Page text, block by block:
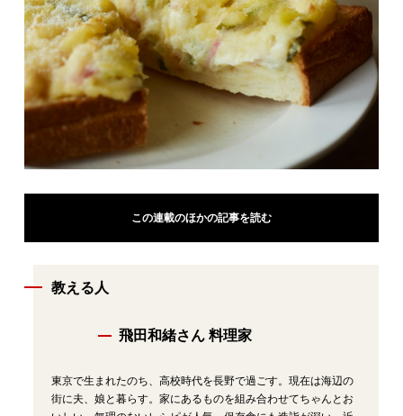
この連載のほかの記事を読む
教える人
飛田和緒さん 料理家
東京で生まれたのち、高校時代を長野で過ごす。現在は海辺の
街に夫、娘と暮らす。家にあるものを組み合わせてちゃんとお